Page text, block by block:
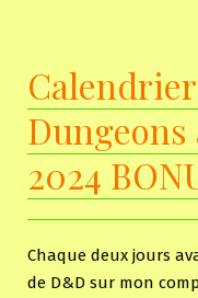
2024
Chaque deux jours
de D&D sur mon